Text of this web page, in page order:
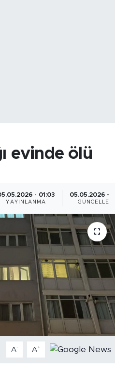
evinde ölü
- 01:03
YAYINLANMA
05.05.2026 -
A- A+